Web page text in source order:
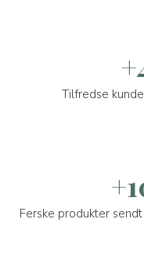
Tilfredse
Ferske produkter